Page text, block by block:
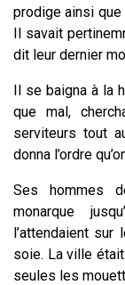
prodige ainsi que
Il savait
dit leur dernier
Il se baigna à la
que mal,
serviteurs tout
donna l’ordre
Ses hommes
monarque
l’attendaient sur
soie. La ville
seules les